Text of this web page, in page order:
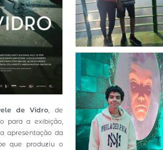
de Vidro, de
para a exibição,
apresentação da
que produziu o